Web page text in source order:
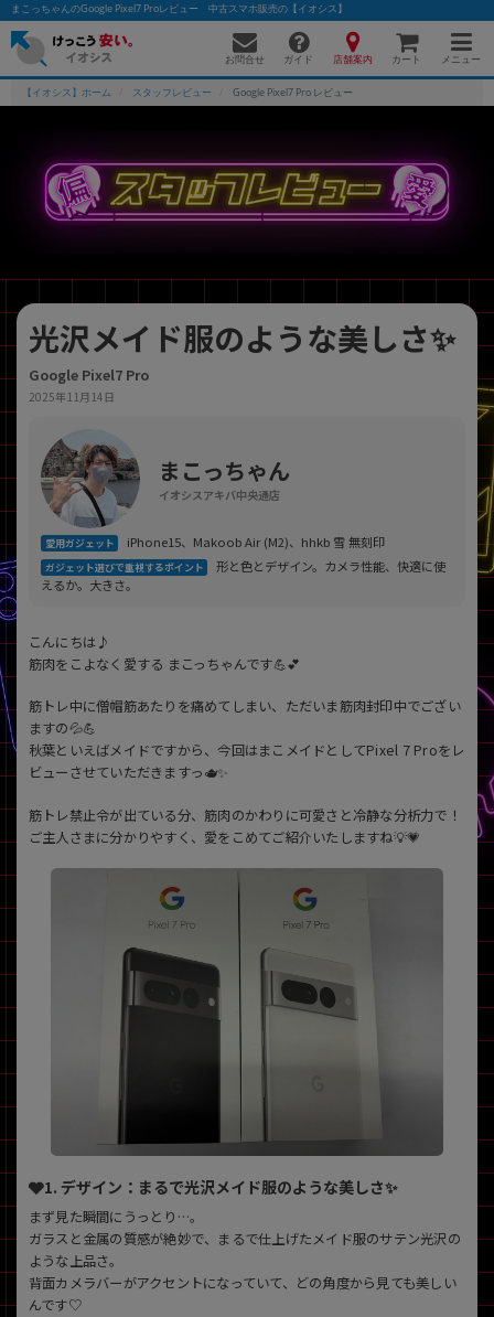
まこっちゃんのGoogle Pixel7 Proレビュー 中古スマホ販売の【イオシス】
お問合せ ガイド 店舗案内 カート メニュー
【イオシス】ホーム スタッフレビュー Google Pixel7 Pro レビュー
光沢メイド服のような美しさ✨
Google Pixel7 Pro
2025年11月14日
まこっちゃん
イオシスアキバ中央通店
愛用ガジェット iPhone15、Makoob Air (M2)、hhkb 雪 無刻印
ガジェット選びで重視するポイント 形と色とデザイン。カメラ性能、快適に使
えるか。大きさ。
こんにちは♪
筋肉をこよなく愛する まこっちゃんです💪💕
筋トレ中に僧帽筋あたりを痛めてしまい、ただいま筋肉封印中でござい
ますの💦💪
秋葉といえばメイドですから、今回はまこメイドとしてPixel 7 Proをレ
ビューさせていただきますっ🫖✨
筋トレ禁止令が出ている分、筋肉のかわりに可愛さと冷静な分析力で！
ご主人さまに分かりやすく、愛をこめてご紹介いたしますね💡💗
🩶1. デザイン：まるで光沢メイド服のような美しさ✨
まず見た瞬間にうっとり…。
ガラスと金属の質感が絶妙で、まるで仕上げたメイド服のサテン光沢の
ような上品さ。
背面カメラバーがアクセントになっていて、どの角度から見ても美しい
んです♡
かんたんパソコン検索に切り替える
除外ワード
人気の検索ワード：Let's note EliteBookMacBook
カテゴリー
商品ジャンルの絞り込み
シリーズ
商品シリーズ名・ブランド名の絞り込み。
「iPhone」「Xperia」「Galaxy」など
メーカー
製造、販売メーカーの絞り込み
「Apple」「SONY」「SHARP」など
商品の搭載機能による絞り込み
「5G対応」「防水」「ワンセグ」など
ドライブ
ドライブの絞り込み
ランク
CPU
CPUの絞り込み
モニタサイズ
価格
円 ～ 円